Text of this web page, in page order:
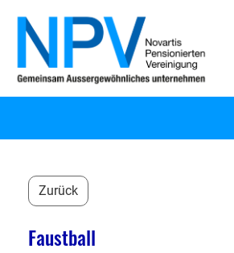
Zurück
Faustball